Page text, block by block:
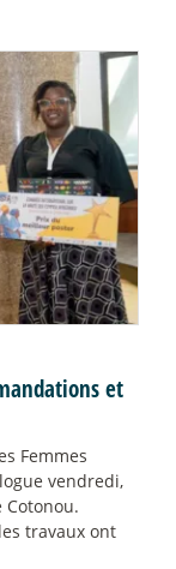
et
Femmes
vendredi,
Cotonou.
travaux ont